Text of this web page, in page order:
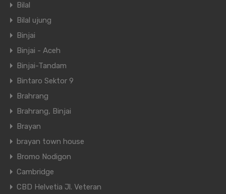
Bilal
Bilal ujung
Binjai
Binjai - Aceh
Binjai-Tandam
Bintaro Sektor 9
Brahrang
Brahrang, Binjai
Brayan
brayan town house
Bromo Nodigon
Cambridge
CBD Helvetia Jl. Veteran